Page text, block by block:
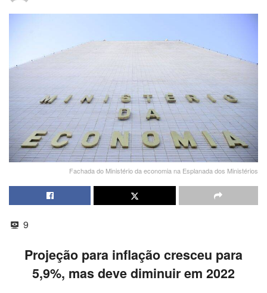
Fachada do Ministério da economia na Esplanada dos Ministérios
9
Projeção para inflação cresceu para
5,9%, mas deve diminuir em 2022